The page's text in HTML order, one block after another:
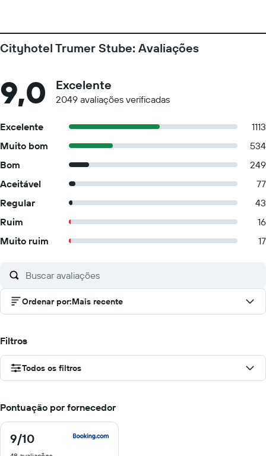
Cityhotel Trumer Stube: Avaliações
9,0 Excelente
2049 avaliações verificadas
Excelente
1113
Muito bom
534
Bom
249
Aceitável
77
Regular
43
Ruim
16
Muito ruim
17
Ordenar por:Mais recente
Filtros
Todos os filtros
Pontuação por fornecedor
9/10
9
de